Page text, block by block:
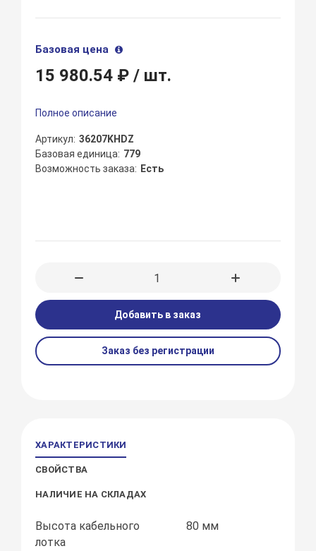
Базовая цена
15 980.54 ₽/ шт.
Полное описание
Артикул 36207KHDZ
Базовая единица 779
Возможность заказа
Есть
Добавить в заказ
Заказ без регистрации
ХАРАКТЕРИСТИКИ
СВОЙСТВА
НАЛИЧИЕ НА СКЛАДАХ
Высота кабельного
лотка
80 мм